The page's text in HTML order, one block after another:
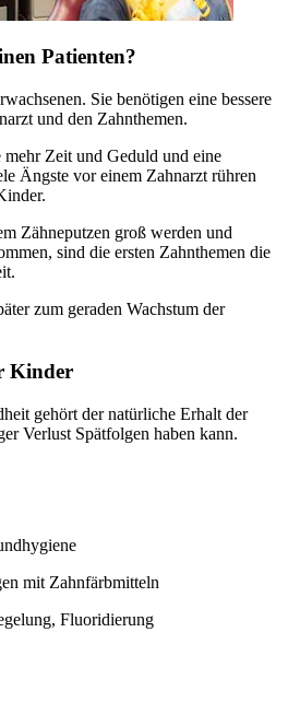
Patienten?
Sie benötigen eine bessere
und den Zahnthemen.
Zeit und Geduld und eine
Ängste vor einem Zahnarzt rühren
Zähneputzen groß werden und
sind die ersten Zahnthemen die
zum geraden Wachstum der
Kinder
gehört der natürliche Erhalt der
Verlust Spätfolgen haben kann.
mit Zahnfärbmitteln
Fluoridierung